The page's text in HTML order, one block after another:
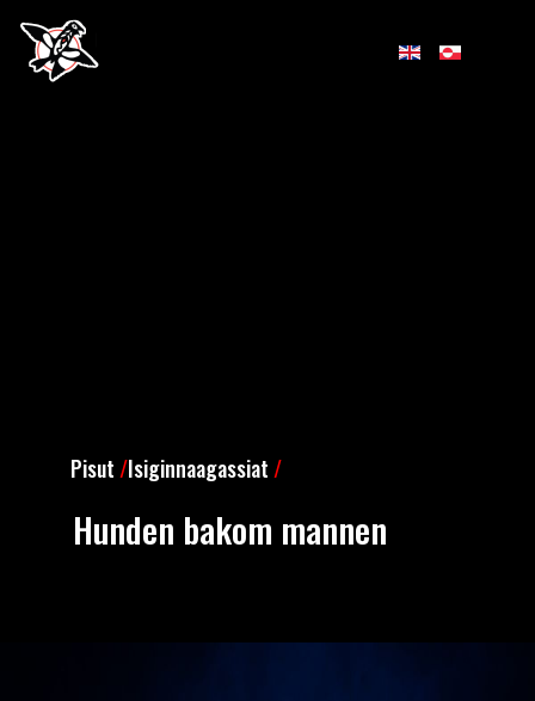
Pisut /Isiginnaagassiat /
Hunden bakom mannen